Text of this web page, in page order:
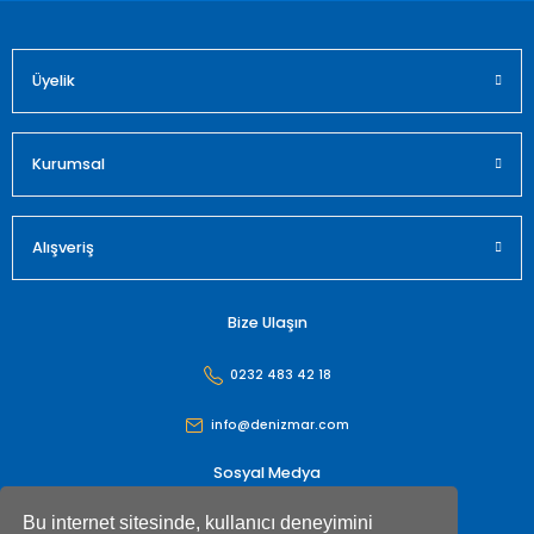
Bu internet sitesinde, kullanıcı deneyimini
Üyelik
Kurumsal
Alışveriş
Bize Ulaşın
0232 483 42 18
info@denizmar.com
Sosyal Medya